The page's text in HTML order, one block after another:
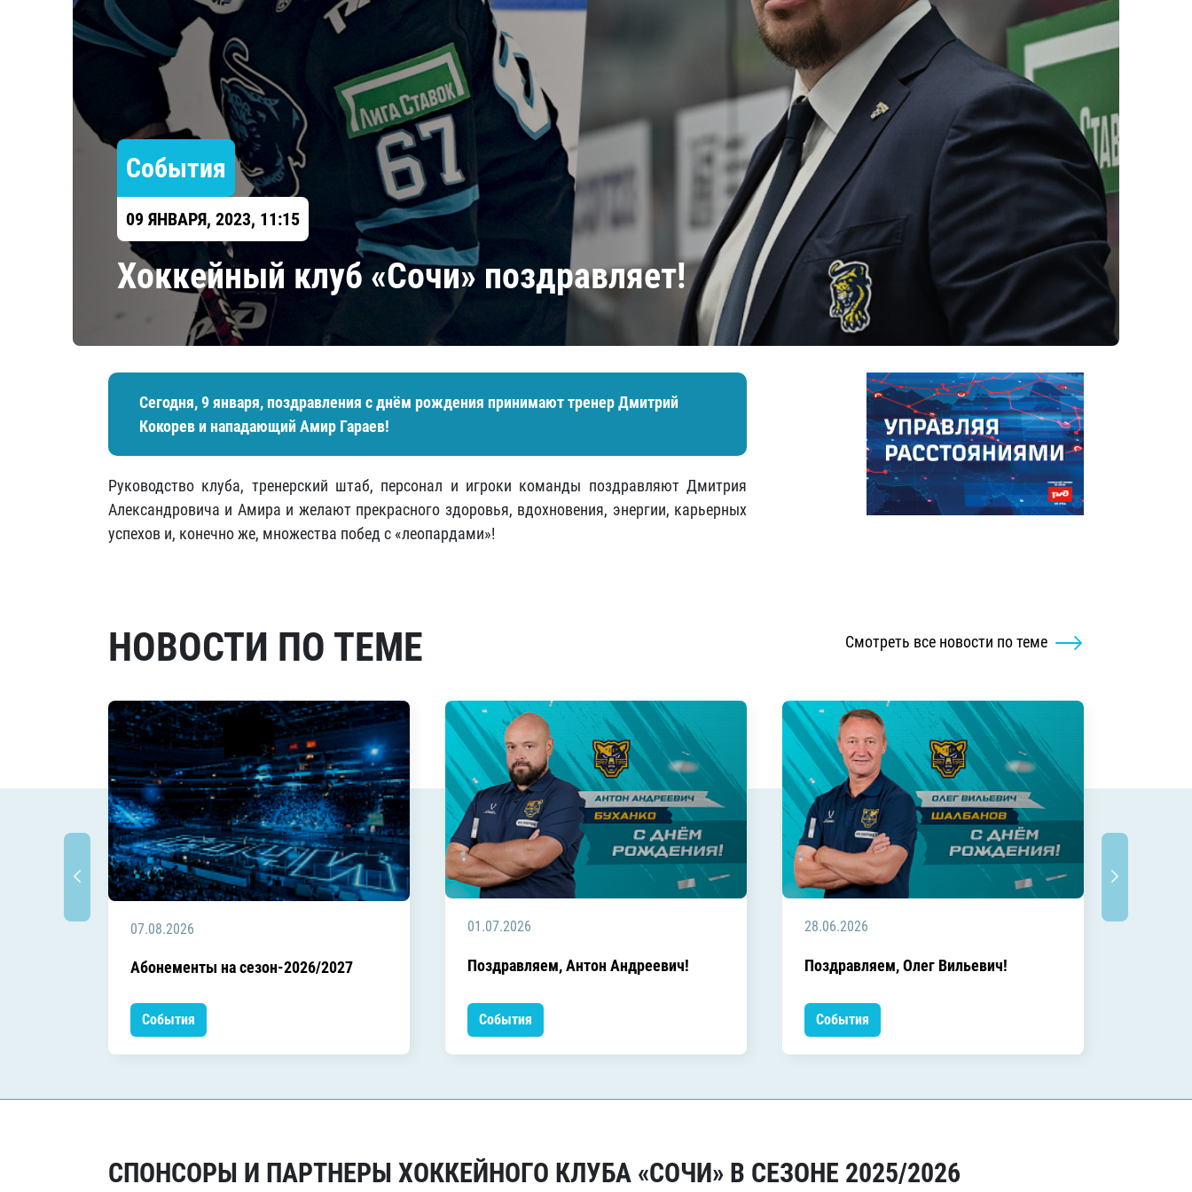
Локомотив
Северсталь
ЦСКА
Шанхайские Драконы
Салават Юлаев
Сибирь
События
09 ЯНВАРЯ, 2023, 11:15
Хоккейный клуб «Сочи» поздравляет!
Сегодня, 9 января, поздравления с днём рождения принимают тренер Дмитрий
Кокорев и нападающий Амир Гараев!
Руководство клуба, тренерский штаб, персонал и игроки команды поздравляют Дмитрия
Александровича и Амира и желают прекрасного здоровья, вдохновения, энергии, карьерных
успехов и, конечно же, множества побед с «леопардами»!
НОВОСТИ ПО ТЕМЕ Смотреть все новости по теме
07.08.2026
Абонементы на сезон-2026/2027
События
01.07.2026
Поздравляем, Антон Андреевич!
События
28.06.2026
Поздравляем, Олег Вильевич!
События
СПОНСОРЫ И ПАРТНЕРЫ ХОККЕЙНОГО КЛУБА «СОЧИ» В СЕЗОНЕ 2025/2026